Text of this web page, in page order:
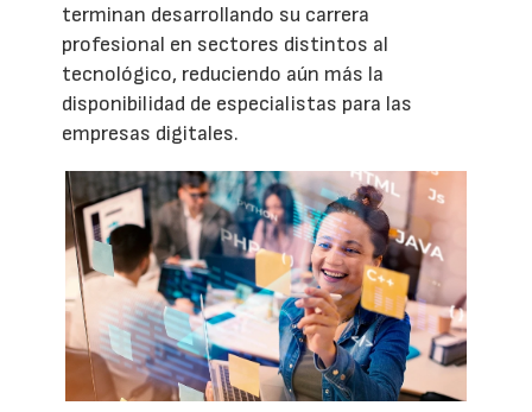
terminan desarrollando su carrera
profesional en sectores distintos al
tecnológico, reduciendo aún más la
disponibilidad de especialistas para las
empresas digitales.